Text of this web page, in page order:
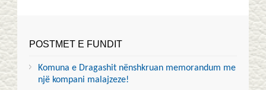
POSTMET E FUNDIT
Komuna e Dragashit nënshkruan memorandum me
një kompani malajzeze!